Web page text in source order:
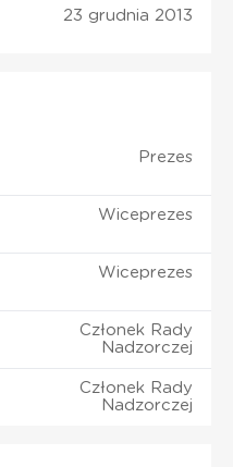
23 grudnia 2013
Prezes
Wiceprezes
Wiceprezes
Członek Rady
Nadzorczej
Członek Rady
Nadzorczej